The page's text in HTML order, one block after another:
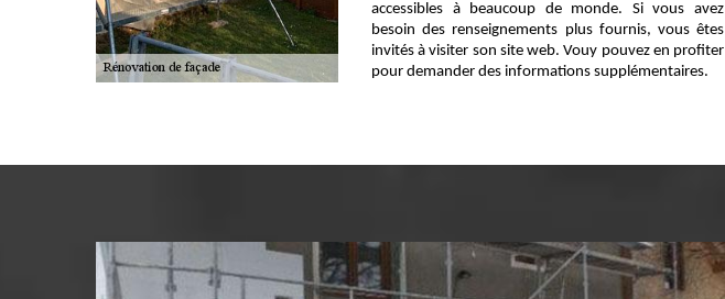
accessibles à beaucoup de monde. Si vous avez
besoin des renseignements plus fournis, vous êtes
invités à visiter son site web. Vouy pouvez en profiter
pour demander des informations supplémentaires.